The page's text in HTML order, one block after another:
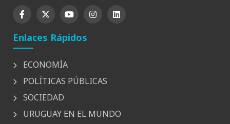
Enlaces Rápidos
ECONOMÍA
POLÍTICAS PÚBLICAS
SOCIEDAD
URUGUAY EN EL MUNDO